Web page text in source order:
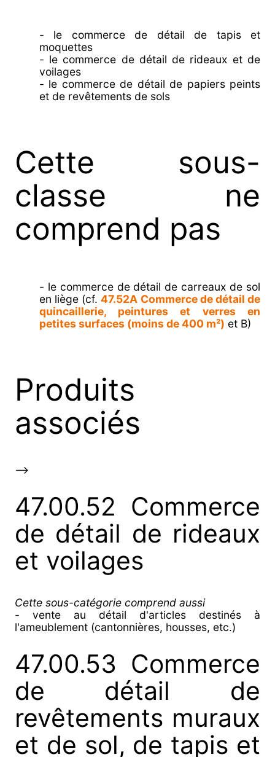
- le commerce de détail de tapis et
moquettes
- le commerce de détail de rideaux et de
voilages
- le commerce de détail de papiers peints
et de revêtements de sols
Cette sous-
classe ne
comprend pas
- le commerce de détail de carreaux de sol
en liège (cf.47.52A Commerce de détail de
quincaillerie, peintures et verres en
petites surfaces (moins de 400 m²) et B)
Produits
associés
-->
47.00.52 Commerce
de détail de rideaux
et voilages
Cette sous-catégorie comprend aussi
- vente au détail d'articles destinés à
l'ameublement (cantonnières, housses, etc.)
47.00.53 Commerce
de détail de
revêtements muraux
et de sol, de tapis et